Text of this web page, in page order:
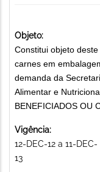
Objeto:
Constitui objeto
carnes em
demanda da
Alimentar e
BENEFICIADOS OU
Vigência:
12-DEC-12 a 11-DEC-
13